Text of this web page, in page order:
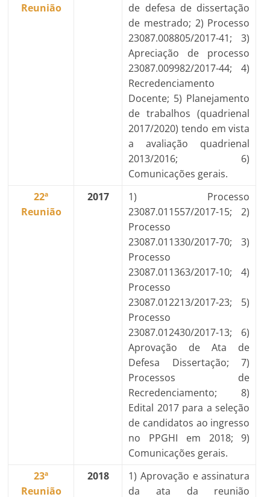
Reunião
de defesa de dissertação
de mestrado; 2) Processo
23087.008805/2017-41; 3)
Apreciação de processo
23087.009982/2017-44; 4)
Recredenciamento
Docente; 5) Planejamento
de trabalhos (quadrienal
2017/2020) tendo em vista
a avaliação quadrienal
2013/2016; 6)
Comunicações gerais.
22ª
Reunião
2017
1) Processo
23087.011557/2017-15; 2)
Processo
23087.011330/2017-70; 3)
Processo
23087.011363/2017-10; 4)
Processo
23087.012213/2017-23; 5)
Processo
23087.012430/2017-13; 6)
Aprovação de Ata de
Defesa Dissertação; 7)
Processos de
Recredenciamento; 8)
Edital 2017 para a seleção
de candidatos ao ingresso
no PPGHI em 2018; 9)
Comunicações gerais.
23ª
Reunião
2018
1) Aprovação e assinatura
da ata da reunião